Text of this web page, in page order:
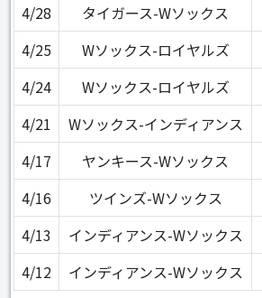
4/28
タイガース-Wソックス
4/25
Wソックス-ロイヤルズ
4/24
Wソックス-ロイヤルズ
4/21
Wソックス-インディアンス
4/17
ヤンキース-Wソックス
4/16
ツインズ-Wソックス
4/13
インディアンス-Wソックス
4/12
インディアンス-Wソックス